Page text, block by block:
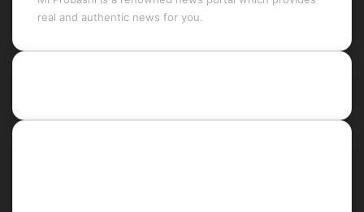
real and authentic news for you.